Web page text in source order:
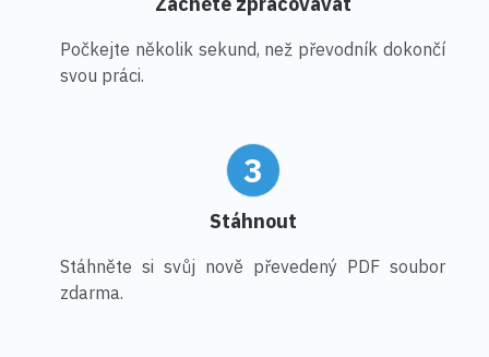
Počkejte několik sekund, než převodník dokončí
svou práci.
3
Stáhnout
Stáhněte si svůj nově převedený PDF soubor
zdarma.